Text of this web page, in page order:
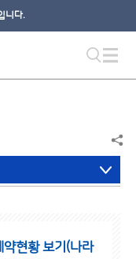
니다.
약현황 보기(나라